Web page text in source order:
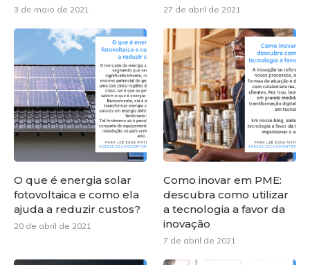
3 de maio de 2021 27 de abril de 2021
O que é energia solar
fotovoltaica e como ela
ajuda a reduzir custos?
20 de abril de 2021
Como inovar em PME:
descubra como utilizar
a tecnologia a favor da
inovação
7 de abril de 2021